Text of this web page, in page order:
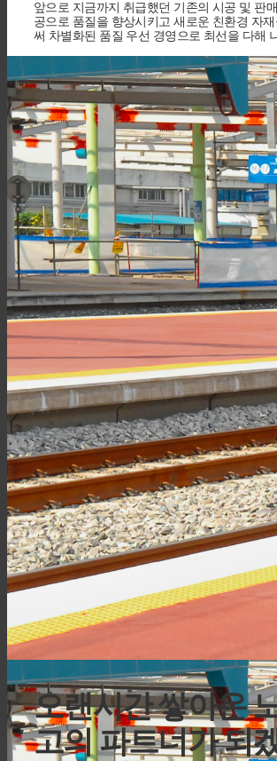
앞으로 지금까지 취급했던 기존의 시공 및 판
공으로 품질을 향상시키고 새로운 친환경 자
써 차별화된 품질 우선 경영으로 최선을 다해
오랜시간 쌓아온
고의 파트너가 되